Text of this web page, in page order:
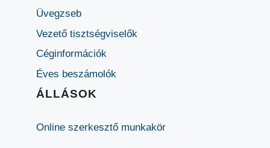
Üvegzseb
Vezető tisztségviselők
Céginformációk
Éves beszámolók
ÁLLÁSOK
Online szerkesztő munkakör